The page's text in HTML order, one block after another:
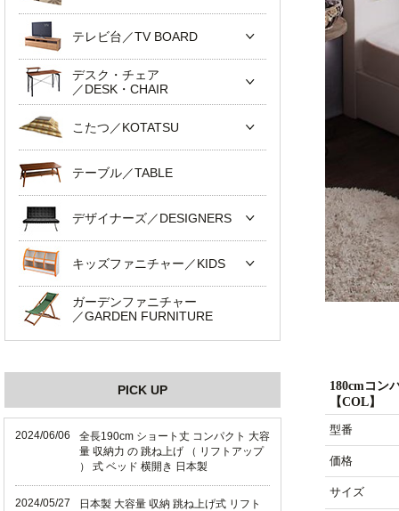
180cmコン
【COL】
型番
価格
サイズ
テレビ台／TV BOARD
デスク・チェア
／DESK・CHAIR
こたつ／KOTATSU
テーブル／TABLE
デザイナーズ／DESIGNERS
キッズファニチャー／KIDS
ガーデンファニチャー
／GARDEN FURNITURE
PICK UP
2024/06/06
全長190cm ショート丈 コンパクト 大容
量 収納力 の 跳ね上げ （ リフトアップ
） 式 ベッド 横開き 日本製
2024/05/27
日本製 大容量 収納 跳ね上げ式 リフト